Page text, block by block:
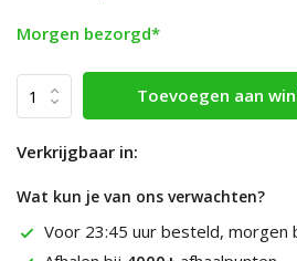
Morgen bezorgd*
Toevoegen aan
Verkrijgbaar in:
Wat kun je van ons verwachten?
Voor 23:45 uur besteld, morgen